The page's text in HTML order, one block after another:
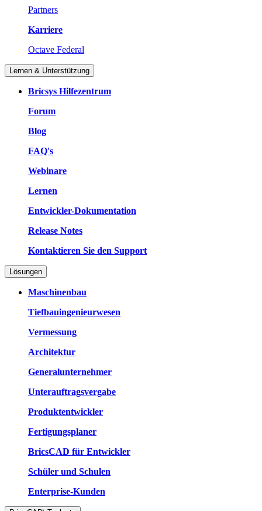
Partners
Karriere
Octave Federal
Lernen & Unterstützung
Bricsys Hilfezentrum
Forum
Blog
FAQ's
Webinare
Lernen
Entwickler-Dokumentation
Release Notes
Kontaktieren Sie den Support
Lösungen
Maschinenbau
Tiefbauingenieurwesen
Vermessung
Architektur
Generalunternehmer
Unterauftragsvergabe
Produktentwickler
Fertigungsplaner
BricsCAD für Entwickler
Schüler und Schulen
Enterprise-Kunden